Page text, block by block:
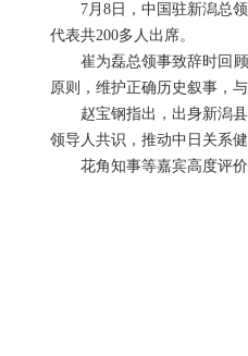
7月8日，中国驻新潟总领
代表共200多人出席。
崔为磊总领事致辞时回顾
原则，维护正确历史叙事，
赵宝钢指出，出身新潟县
领导人共识，推动中日关系健
花角知事等嘉宾高度评价